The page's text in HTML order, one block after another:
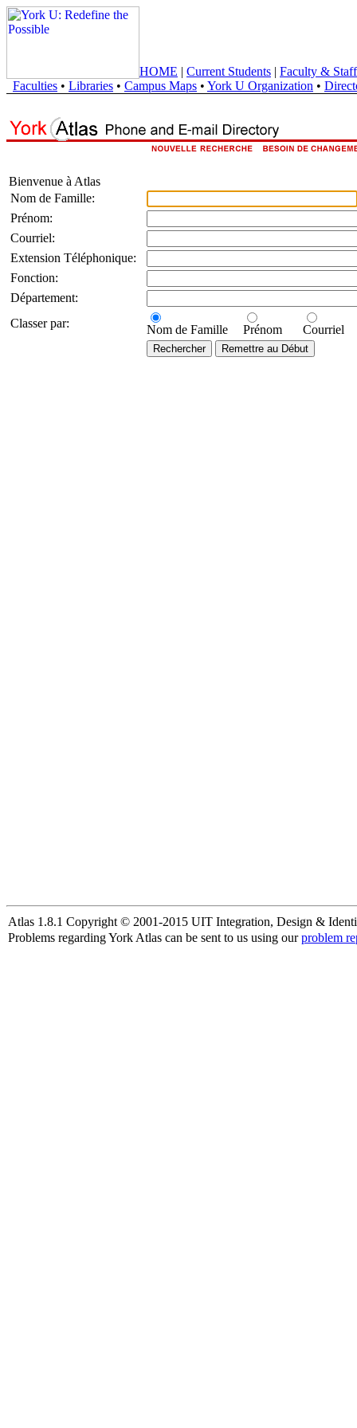
HOME | Current Students | Faculty & Staff
Faculties • Libraries • Campus Maps • York U Organization •
Bienvenue à Atlas
Nom de Famille:
Prénom:
Courriel:
Extension Téléphonique:
Fonction:
Département:
Classer par:
Nom de Famille Prénom Courriel
Atlas 1.8.1 Copyright © 2001-2015 UIT Integration, Design &
Problems regarding York Atlas can be sent to us using ourproblem